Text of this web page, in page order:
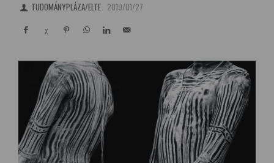
TUDOMÁNYPLÁZA/ELTE 2019/01/27